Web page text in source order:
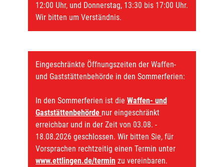
12:00 Uhr, und Donnerstag, 13:30 bis 17:00 Uhr.
Wir bitten um Verständnis.
Eingeschränkte Öffnungszeiten der Waffen-
und Gaststättenbehörde in den Sommerferien:
In den Sommerferien ist die Waffen- und
Gaststättenbehörde nur eingeschränkt
erreichbar und in der Zeit von 03.08. -
18.08.2026 geschlossen. Wir bitten Sie, für
Vorsprachen rechtzeitig einen Termin unter
www.ettlingen.de/termin zu vereinbaren.